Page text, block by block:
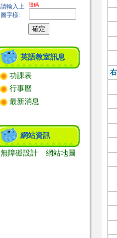
請輸入上
圖字樣:
證碼
英語教室訊息
功課表
行事曆
最新消息
網站資訊
無障礙設計 網站地圖